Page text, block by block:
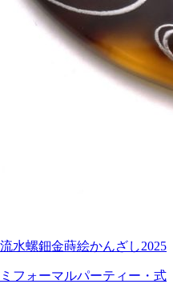
水螺鈿金蒔絵かんざし2025
フォーマルパーティー・式